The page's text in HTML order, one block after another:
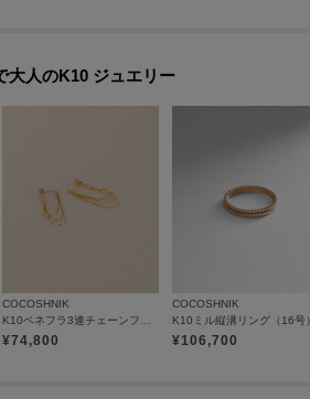
大人のK10 ジュエリー
COCOSHNIK
¥74,800
COCOSHNIK
K10ミル縦溝リング（16号
¥106,700